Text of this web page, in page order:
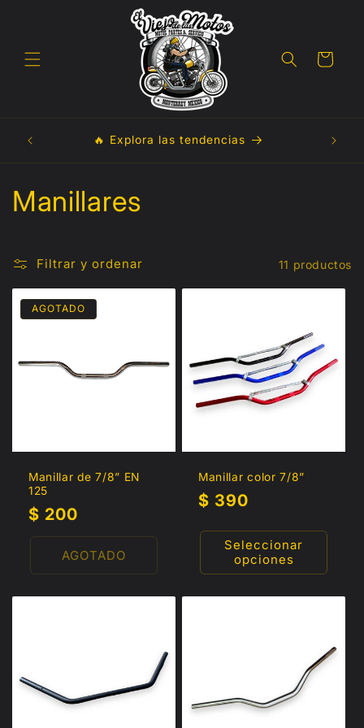
Carrito
🔥 Explora las tendencias
C
l
e
c
ó
Manillares
Filtrar y ordenar 11 productos
AGOTADO
Manillar de 7/8” EN
125
Precio
habitual
$ 200
AGOTADO
Manillar color 7/8”
Precio
$ 390
Seleccionar
opciones